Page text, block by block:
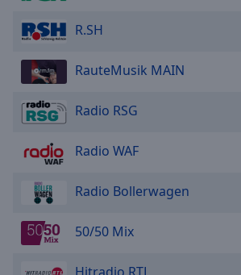
R.SH
RauteMusik MAIN
Radio RSG
Radio WAF
Radio Bollerwagen
50/50 Mix